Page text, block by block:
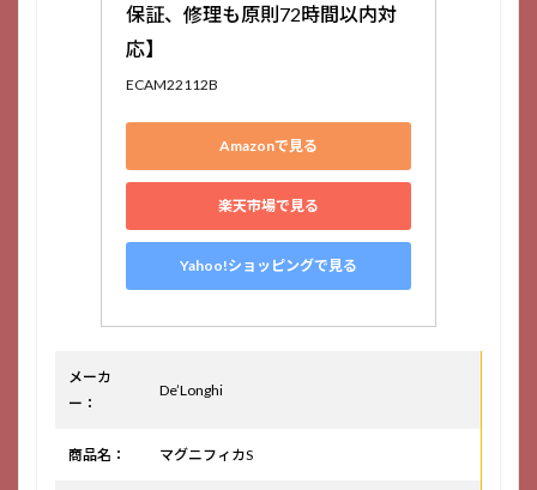
保証、修理も原則72時間以内対
応】
ECAM22112B
Amazonで見る
楽天市場で見る
Yahoo!ショッピングで見る
メーカ
ー：
De’Longhi
商品名： マグニフィカS